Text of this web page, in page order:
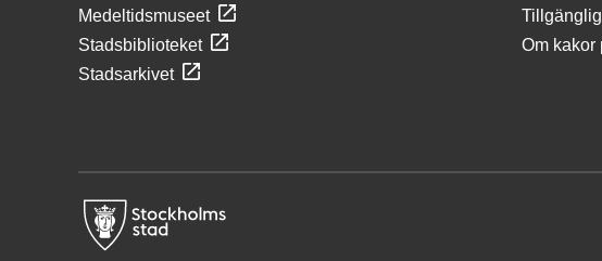
Medeltidsmuseet
Stadsbiblioteket
Stadsarkivet
Om kakor